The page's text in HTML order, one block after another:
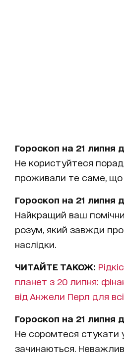
Гороскоп на 21 липня
Не користуйтеся
проживали те саме, що
Гороскоп на 21 липня
Найкращий ваш
розум, який завжди
наслідки.
ЧИТАЙТЕ ТАКОЖ:
планет з 20 липня:
від Анжели Перл для
Гороскоп на 21 липня
Не соромтеся стукати
зачинаються.